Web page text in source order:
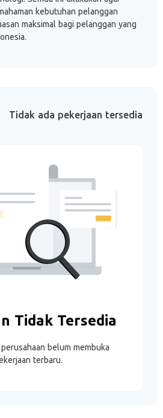
kebutuhan pelanggan
maksimal bagi pelanggan yang
Tidak ada pekerjaan tersedia
Tidak Tersedia
belum membuka
terbaru.